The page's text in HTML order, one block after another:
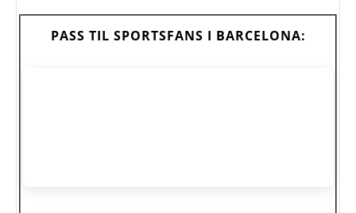
PASS TIL SPORTSFANS I BARCELONA: